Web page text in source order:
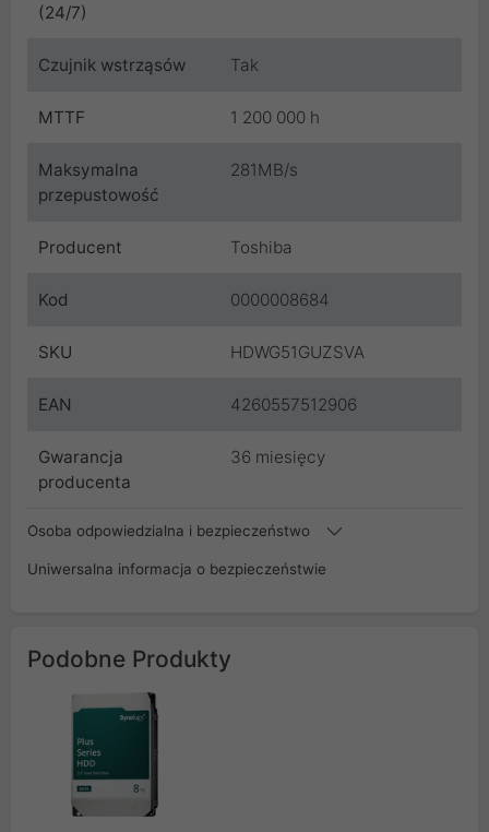
(24/7)
Czujnik wstrząsów Tak
MTTF 1 200 000 h
Maksymalna
przepustowość
281MB/s
Producent Toshiba
Kod 0000008684
SKU HDWG51GUZSVA
EAN 4260557512906
Gwarancja
producenta
36 miesięcy
Osoba odpowiedzialna i bezpieczeństwo
Uniwersalna informacja o bezpieczeństwie
Podobne Produkty